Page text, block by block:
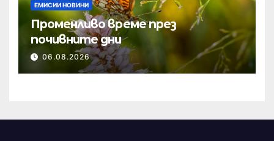
ЕМИСИИ НОВИНИ
Променливо време през
почивните дни
06.08.2026